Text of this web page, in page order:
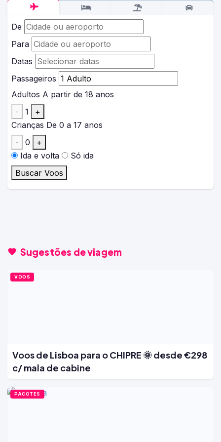
De
Para
Datas
Passageiros
Adultos A partir de 18 anos
-
1
+
Crianças De 0 a 17 anos
-
0
+
Ida e volta
Só ida
Buscar Voos
Sugestões de viagem
VOOS
Voos de Lisboa para o CHIPRE 🌞 desde €298
c/ mala de cabine
PACOTES